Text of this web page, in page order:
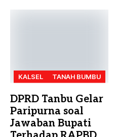
KALSEL TANAH BUMBU
DPRD Tanbu Gelar
Paripurna soal
Jawaban Bupati